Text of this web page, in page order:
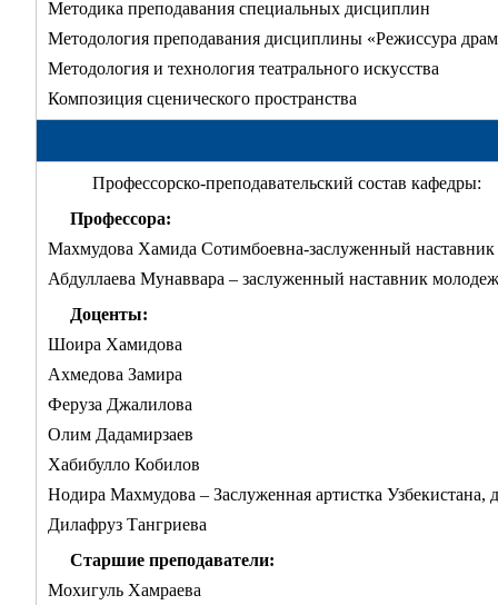
Методика преподавания специальных дисциплин
Методология преподавания дисциплины «Режиссура
Методология и технология театрального искусства
Композиция сценического пространства
Профессорско-преподавательский состав кафедры:
Профессора:
Махмудова Хамида Сотимбоевна-заслуженный
Абдуллаева Мунаввара – заслуженный наставник
Доценты:
Шоира Хамидова
Ахмедова Замира
Феруза Джалилова
Олим Дадамирзаев
Хабибулло Кобилов
Нодира Махмудова – Заслуженная артистка Узбекистана,
Дилафруз Тангриева
Старшие преподаватели:
Мохигуль Хамраева